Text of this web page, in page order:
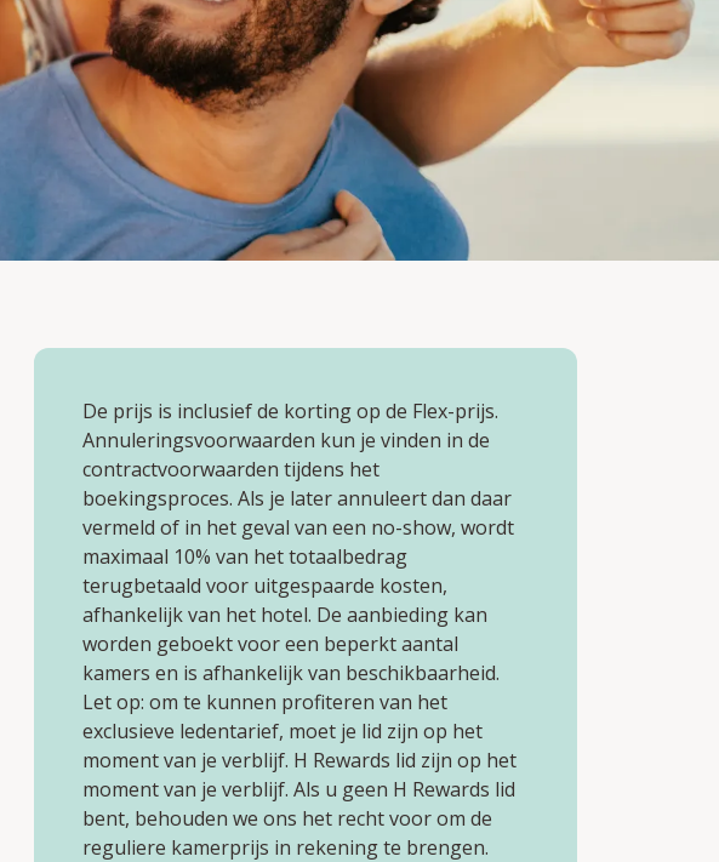
De prijs is inclusief de korting op de Flex-prijs.
Annuleringsvoorwaarden kun je vinden in de
contractvoorwaarden tijdens het
boekingsproces. Als je later annuleert dan daar
vermeld of in het geval van een no-show, wordt
maximaal 10% van het totaalbedrag
terugbetaald voor uitgespaarde kosten,
afhankelijk van het hotel. De aanbieding kan
worden geboekt voor een beperkt aantal
kamers en is afhankelijk van beschikbaarheid.
Let op: om te kunnen profiteren van het
exclusieve ledentarief, moet je lid zijn op het
moment van je verblijf. H Rewards lid zijn op het
moment van je verblijf. Als u geen H Rewards lid
bent, behouden we ons het recht voor om de
reguliere kamerprijs in rekening te brengen.